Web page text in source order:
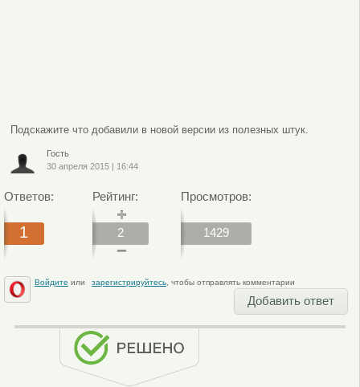
Подскажите что добавили в новой версии из полезных штук.
Гость
30 апреля 2015| 16:44
Ответов:
1
Рейтинг:
2
Просмотров:
1429
Войдите или зарегистрируйтесь, чтобы отправлять комментарии
Добавить ответ